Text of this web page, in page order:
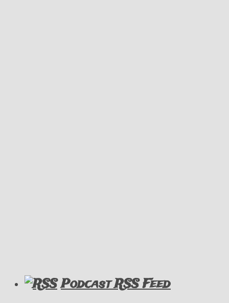
Podcast RSS Feed